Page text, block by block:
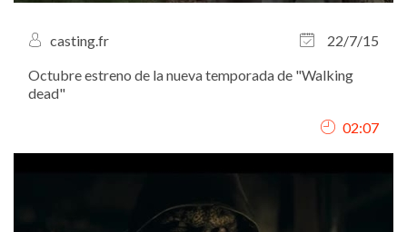
casting.fr
22/7/15
Octubre estreno de la nueva temporada de "Walking
dead"
02:07